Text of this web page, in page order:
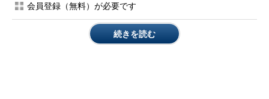
博君「これでtraerouteにもnslookupにも使えるんですよ」
「うわ、すごい」
会員登録（無料）が必要です
続きを読む